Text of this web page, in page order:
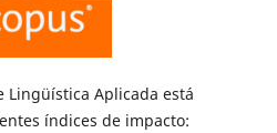
Aplicada está
índices de impacto: